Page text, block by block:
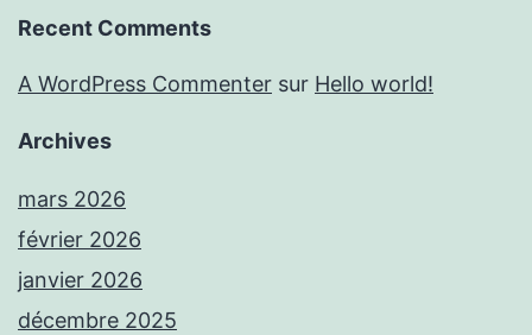
Recent Comments
A WordPress Commenter sur Hello world!
Archives
mars 2026
février 2026
janvier 2026
décembre 2025